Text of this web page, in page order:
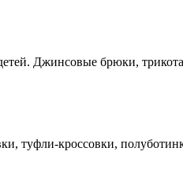
Джинсовые брюки,
туфли-кроссовки,